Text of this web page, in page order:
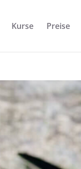
Kurse Preise